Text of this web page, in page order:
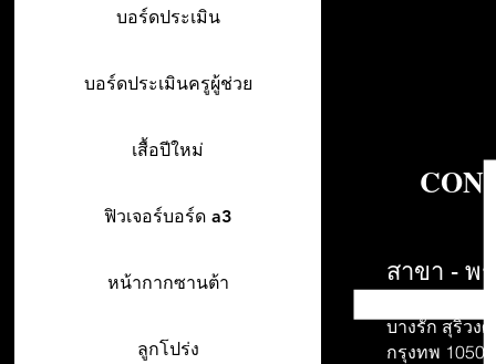
บอร์ดประเมิน
บอร์ดประเมินครูผู้ช่วย
เสื้อปีใหม่
ฟิวเจอร์บอร์ด a3
หน้ากากซานต้า
ลูกโปร่ง
สาขา - พ
บางรัก สุริวงศ์
กรุงทพ 10500